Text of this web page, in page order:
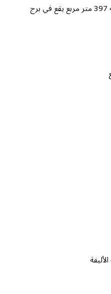
تقدم درفن العقارية للايجار مساحته 397 متر مربع يقع في برج